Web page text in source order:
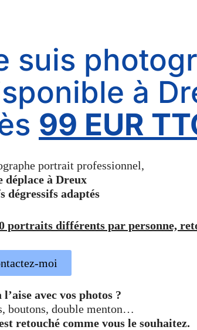
suis
à
99 EUR
portrait professionnel,
déplace à Dreux
dégressifs adaptés
portraits différents par personne,
moi
l’aise avec vos photos ?
boutons, double menton…
retouché comme vous le souhaitez.